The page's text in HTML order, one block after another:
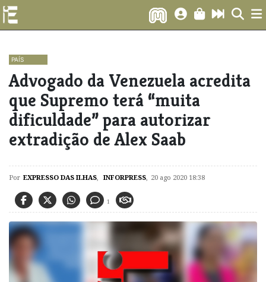
PAÍS
Advogado da Venezuela acredita
que Supremo terá “muita
dificuldade” para autorizar
extradição de Alex Saab
Por EXPRESSO DAS ILHAS, INFORPRESS, 20 ago 2020 18:38
1